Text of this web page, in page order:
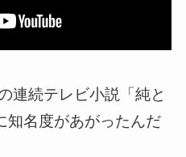
連続テレビ小説「純と
知名度があがったんだ